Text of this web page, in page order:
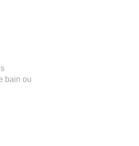
bain ou